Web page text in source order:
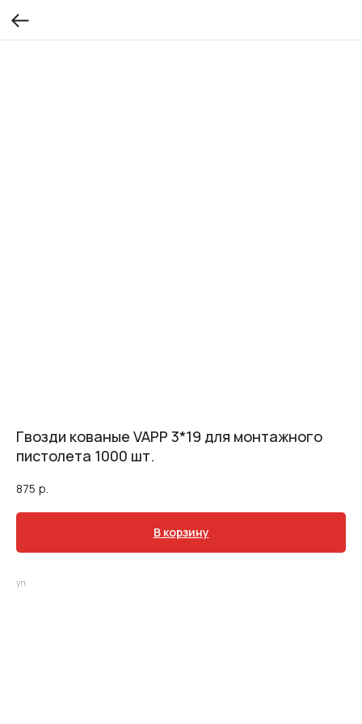
Гвозди кованые VAPP 3*19 для монтажного
пистолета 1000 шт.
875 р.
В корзину
уп.